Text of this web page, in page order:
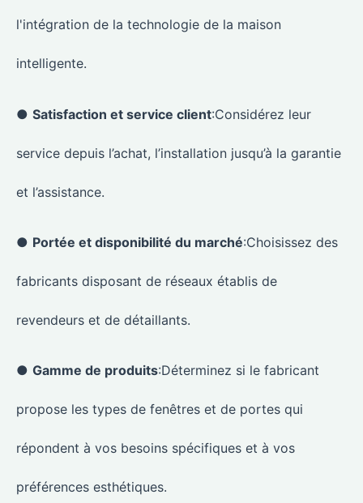
l'intégration de la technologie de la maison
intelligente.
● Satisfaction et service client:Considérez leur
service depuis l’achat, l’installation jusqu’à la garantie
et l’assistance.
● Portée et disponibilité du marché:Choisissez des
fabricants disposant de réseaux établis de
revendeurs et de détaillants.
● Gamme de produits:Déterminez si le fabricant
propose les types de fenêtres et de portes qui
répondent à vos besoins spécifiques et à vos
préférences esthétiques.